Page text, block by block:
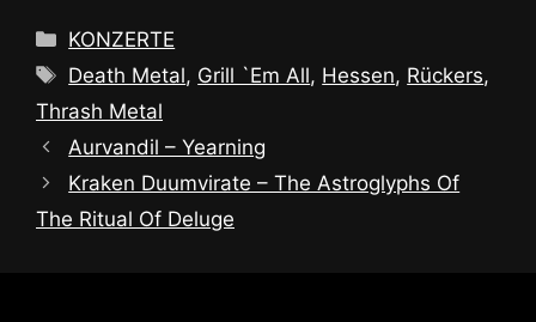
Kategorien
KONZERTE
Schlagwörter
Death Metal, Grill `Em All, Hessen, Rückers,
Thrash Metal
Aurvandil – Yearning
Kraken Duumvirate – The Astroglyphs Of
The Ritual Of Deluge